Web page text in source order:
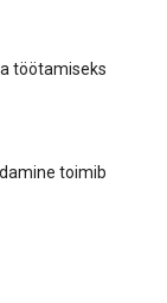
töötamiseks
toimib